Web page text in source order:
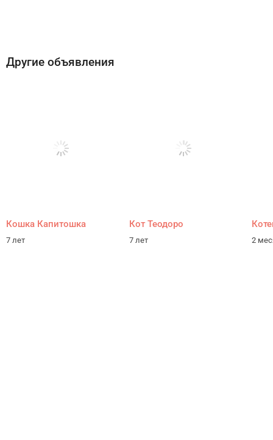
Другие объявления
Кошка Капитошка
7 лет
Кот Теодоро
7 лет 2